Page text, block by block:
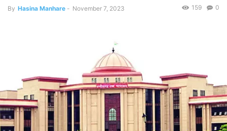
By Hasina Manhare - November 7, 2023 0
159